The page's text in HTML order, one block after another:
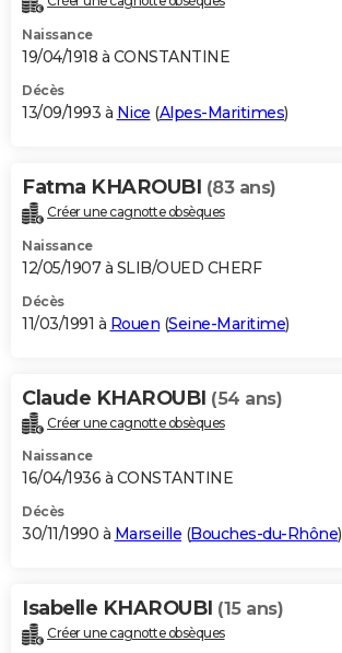
Naissance
19/04/1918 à CONSTANTINE
Décès
13/09/1993 à Nice (Alpes-Maritimes)
Fatma KHAROUBI (83 ans)
Créer une cagnotte obsèques
Naissance
12/05/1907 à SLIB/OUED CHERF
Décès
11/03/1991 à Rouen (Seine-Maritime)
Claude KHAROUBI (54 ans)
Créer une cagnotte obsèques
Naissance
16/04/1936 à CONSTANTINE
Décès
30/11/1990 à Marseille (Bouches-du-Rhône)
Isabelle KHAROUBI (15 ans)
Créer une cagnotte obsèques